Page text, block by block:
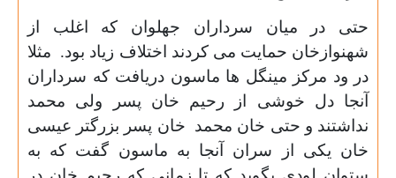
حتی در میان سرداران جهلوان که اغلب از
شهنوازخان حمایت می کردند اختلاف زیاد بود. مثلا
در ود مرکز مینگل ها ماسون دریافت که سرداران
آنجا دل خوشی از رحیم خان پسر ولی محمد
نداشتند و حتی خان محمد خان پسر بزرگتر عیسی
خان یکی از سران آنجا به ماسون گفت که به